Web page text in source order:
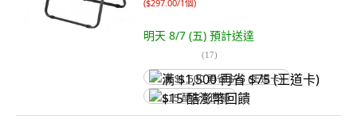
($297.00/1個)
明天 8/7 (五) 預計送達
(17)
满 $1,500 再省 $75 (王道卡)
$15 酷澎幣回饋